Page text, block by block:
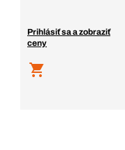
Prihlásiť sa a zobraziť
ceny